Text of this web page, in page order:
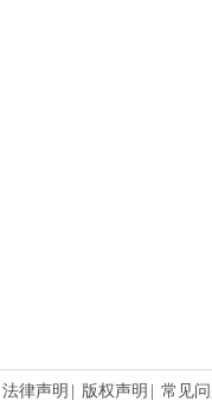
法律声明 版权声明 常见